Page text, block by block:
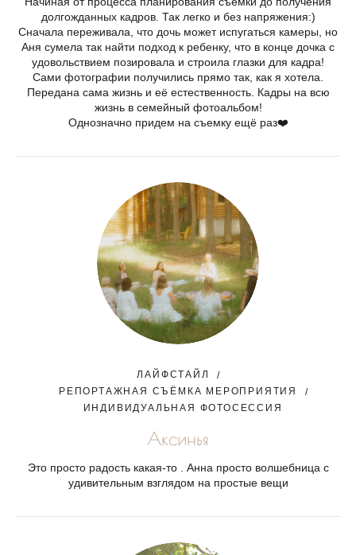
долгожданных кадров. Так легко и без напряжения:)
Сначала переживала, что дочь может испугаться камеры, но
Аня сумела так найти подход к ребенку, что в конце дочка с
удовольствием позировала и строила глазки для кадра!
Сами фотографии получились прямо так, как я хотела.
Передана сама жизнь и её естественность. Кадры на всю
жизнь в семейный фотоальбом!
Однозначно придем на съемку ещё раз❤️
ЛАЙФСТАЙЛ
РЕПОРТАЖНАЯ СЪЁМКА МЕРОПРИЯТИЯ
ИНДИВИДУАЛЬНАЯ ФОТОСЕССИЯ
Аксинья
Это просто радость какая-то . Анна просто волшебница с
удивительным взглядом на простые вещи